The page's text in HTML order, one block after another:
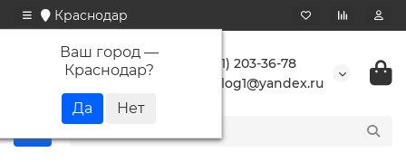
Краснодар
Ваш город —
Краснодар?
+7 (861) 203-36-78
buranlog1@yandex.ru